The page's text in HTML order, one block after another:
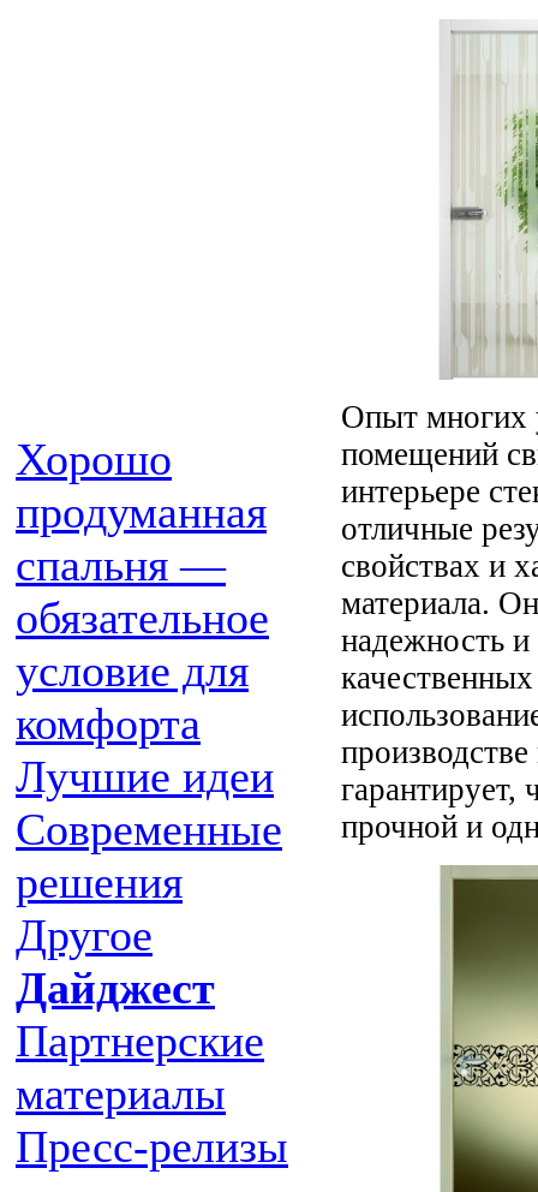
Хорошо
продуманная
спальня —
обязательное
условие для
комфорта
Лучшие идеи
Современные
решения
Другое
Дайджест
Партнерские
материалы
Пресс-релизы
Опыт многих
помещений
интерьере
отличные
свойствах и
материала.
надежность
гарантирует,
прочной и